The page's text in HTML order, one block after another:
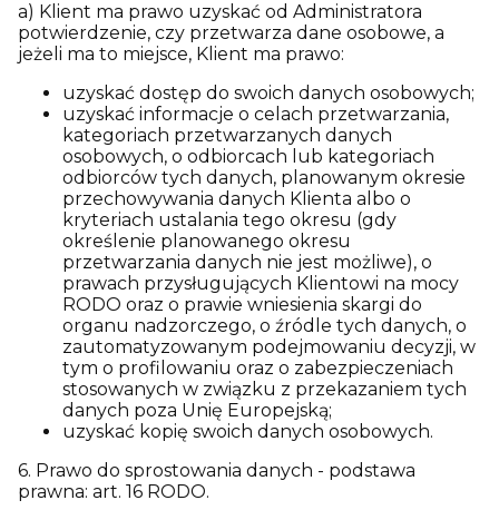
a) Klient ma prawo uzyskać od Administratora
potwierdzenie, czy przetwarza dane osobowe, a
jeżeli ma to miejsce, Klient ma prawo:
uzyskać dostęp do swoich danych osobowych;
uzyskać informacje o celach przetwarzania,
kategoriach przetwarzanych danych
osobowych, o odbiorcach lub kategoriach
odbiorców tych danych, planowanym okresie
przechowywania danych Klienta albo o
kryteriach ustalania tego okresu (gdy
określenie planowanego okresu
przetwarzania danych nie jest możliwe), o
prawach przysługujących Klientowi na mocy
RODO oraz o prawie wniesienia skargi do
organu nadzorczego, o źródle tych danych, o
zautomatyzowanym podejmowaniu decyzji, w
tym o profilowaniu oraz o zabezpieczeniach
stosowanych w związku z przekazaniem tych
danych poza Unię Europejską;
uzyskać kopię swoich danych osobowych.
6. Prawo do sprostowania danych - podstawa
prawna: art. 16 RODO.